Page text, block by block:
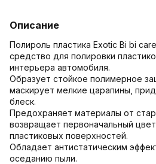
Описание
Полироль пластика Exotic Bi bi
средство для полировки
интерьера автомобиля.
Образует стойкое полимерное
маскирует мелкие царапины,
блеск.
Предохраняет материалы от
возвращает первоначальный
пластиковых поверхностей.
Обладает антистатическим
оседанию пыли.